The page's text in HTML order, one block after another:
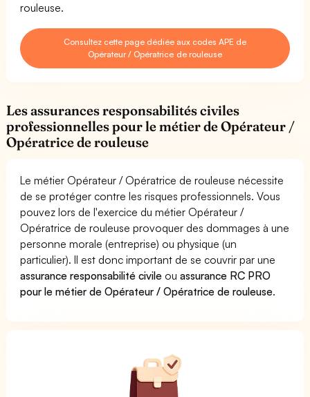
rouleuse.
Consultez cette page dédiée aux codes APE de
Opérateur / Opératrice de rouleuse
Les assurances responsabilités civiles
professionnelles pour le métier de Opérateur /
Opératrice de rouleuse
Le métier Opérateur / Opératrice de rouleuse nécessite
de se protéger contre les risques professionnels. Vous
pouvez lors de l'exercice du métier Opérateur /
Opératrice de rouleuse provoquer des dommages à une
personne morale (entreprise) ou physique (un
particulier). Il est donc important de se couvrir par une
assurance responsabilité civile ouassurance RC PRO
pour le métier de Opérateur / Opératrice de rouleuse.